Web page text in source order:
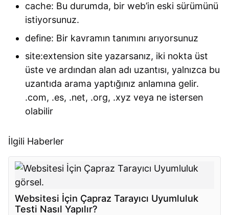
cache: Bu durumda, bir web’in eski sürümünü
istiyorsunuz.
define: Bir kavramın tanımını arıyorsunuz
site:extension site yazarsanız, iki nokta üst
üste ve ardından alan adı uzantısı, yalnızca bu
uzantıda arama yaptığınız anlamına gelir.
.com, .es, .net, .org, .xyz veya ne istersen
olabilir
İlgili Haberler
Websitesi İçin Çapraz Tarayıcı Uyumluluk
Testi Nasıl Yapılır?